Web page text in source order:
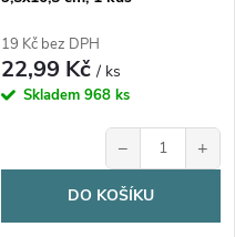
19 Kč bez DPH
22,99 Kč/ ks
Skladem 968 ks
− +
DO KOŠÍKU